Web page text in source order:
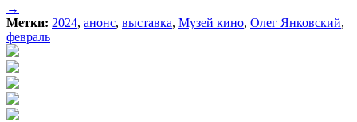
→
Метки: 2024, анонс, выставка, Музей кино, Олег Янковский,
февраль